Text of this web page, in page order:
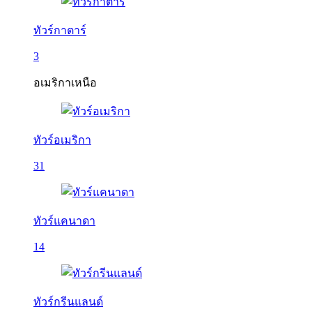
ทัวร์กาตาร์
3
อเมริกาเหนือ
ทัวร์อเมริกา
31
ทัวร์แคนาดา
14
ทัวร์กรีนแลนด์